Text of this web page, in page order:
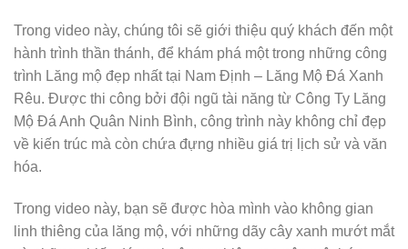
Trong video này, chúng tôi sẽ giới thiệu quý khách đến một
hành trình thần thánh, để khám phá một trong những công
trình Lăng mộ đẹp nhất tại Nam Định – Lăng Mộ Đá Xanh
Rêu. Được thi công bởi đội ngũ tài năng từ Công Ty Lăng
Mộ Đá Anh Quân Ninh Bình, công trình này không chỉ đẹp
về kiến trúc mà còn chứa đựng nhiều giá trị lịch sử và văn
hóa.
Trong video này, bạn sẽ được hòa mình vào không gian
linh thiêng của lăng mộ, với những dãy cây xanh mướt mắt